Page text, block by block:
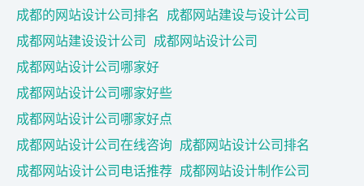
成都的网站设计公司排名 成都网站建设与设计公司
成都网站建设设计公司 成都网站设计公司
成都网站设计公司哪家好
成都网站设计公司哪家好些
成都网站设计公司哪家好点
成都网站设计公司在线咨询 成都网站设计公司排名
成都网站设计公司电话推荐 成都网站设计制作公司